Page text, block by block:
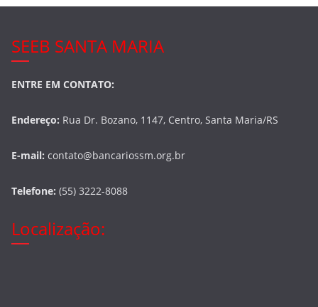
SEEB SANTA MARIA
ENTRE EM CONTATO:
Endereço: Rua Dr. Bozano, 1147, Centro, Santa Maria/RS
E-mail: contato@bancariossm.org.br
Telefone: (55) 3222-8088
Localização: